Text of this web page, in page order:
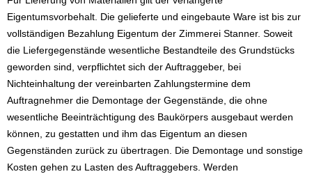
Eigentumsvorbehalt. Die gelieferte und eingebaute Ware ist bis zur
vollständigen Bezahlung Eigentum der Zimmerei Stanner. Soweit
die Liefergegenstände wesentliche Bestandteile des Grundstücks
geworden sind, verpflichtet sich der Auftraggeber, bei
Nichteinhaltung der vereinbarten Zahlungstermine dem
Auftragnehmer die Demontage der Gegenstände, die ohne
wesentliche Beeinträchtigung des Baukörpers ausgebaut werden
können, zu gestatten und ihm das Eigentum an diesen
Gegenständen zurück zu übertragen. Die Demontage und sonstige
Kosten gehen zu Lasten des Auftraggebers. Werden